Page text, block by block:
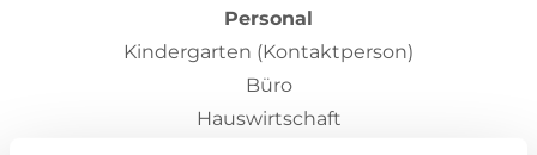
Personal
Kindergarten (Kontaktperson)
Büro
Hauswirtschaft